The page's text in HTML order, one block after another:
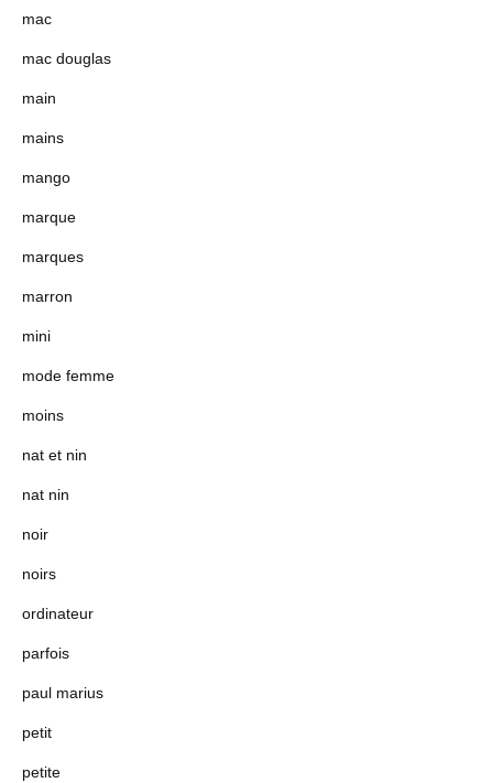
mac
mac douglas
main
mains
mango
marque
marques
marron
mini
mode femme
moins
nat et nin
nat nin
noir
noirs
ordinateur
parfois
paul marius
petit
petite